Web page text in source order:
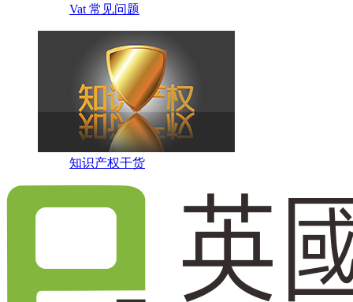
Vat 常见问题
知识产权干货